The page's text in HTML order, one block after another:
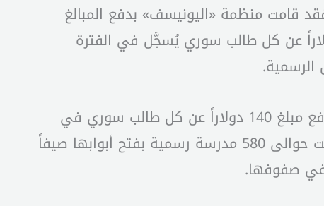
نقرأ تطوّر الأحداث في عودة سريعة إلى الوراء، وتحديداً إلى العام الدراسي 2021-2022. فقد قامت منظمة «اليونيسف» بدفع المبالغ
لوزارة التربية: 600 دولار عن كل تلميذ سوري يُسجَّل في فترة بعد الظهر؛ و363 دولاراً عن كل طالب سوري يُسجَّل في الفترة
الأرقام ما لبثت أن تراجعت بشكل ملحوظ خلال العام الدراسي الماضي، حيث اكتفت «اليونيسف» بدفع مبلغ 140 دولاراً عن كل طالب سوري في
المدارس الرسمية، مهما كان الدوام التعليمي، مقابل 18 دولاراً فقط عن كل طالب لبناني. كما قامت حوالى 580 مدرسة رسمية بفتح أبوابها صيفاً
في صفوفها.